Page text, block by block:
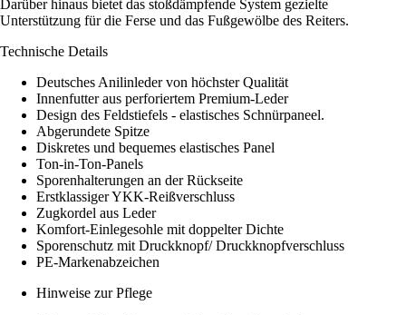
Darüber hinaus bietet das stoßdämpfende System gezielte
Unterstützung für die Ferse und das Fußgewölbe des Reiters.
Technische Details
Deutsches Anilinleder von höchster Qualität
Innenfutter aus perforiertem Premium-Leder
Design des Feldstiefels - elastisches Schnürpaneel.
Abgerundete Spitze
Diskretes und bequemes elastisches Panel
Ton-in-Ton-Panels
Sporenhalterungen an der Rückseite
Erstklassiger YKK-Reißverschluss
Zugkordel aus Leder
Komfort-Einlegesohle mit doppelter Dichte
Sporenschutz mit Druckknopf/ Druckknopfverschluss
PE-Markenabzeichen
Hinweise zur Pflege